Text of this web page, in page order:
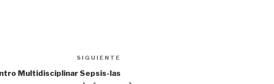
SIGUIENTE
Multidisciplinar Sepsis-las